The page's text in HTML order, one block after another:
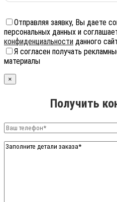
Отправляя заявку, Вы даете
персональных данных и
конфиденциальности данного
Я согласен получать
материалы
×
Получить